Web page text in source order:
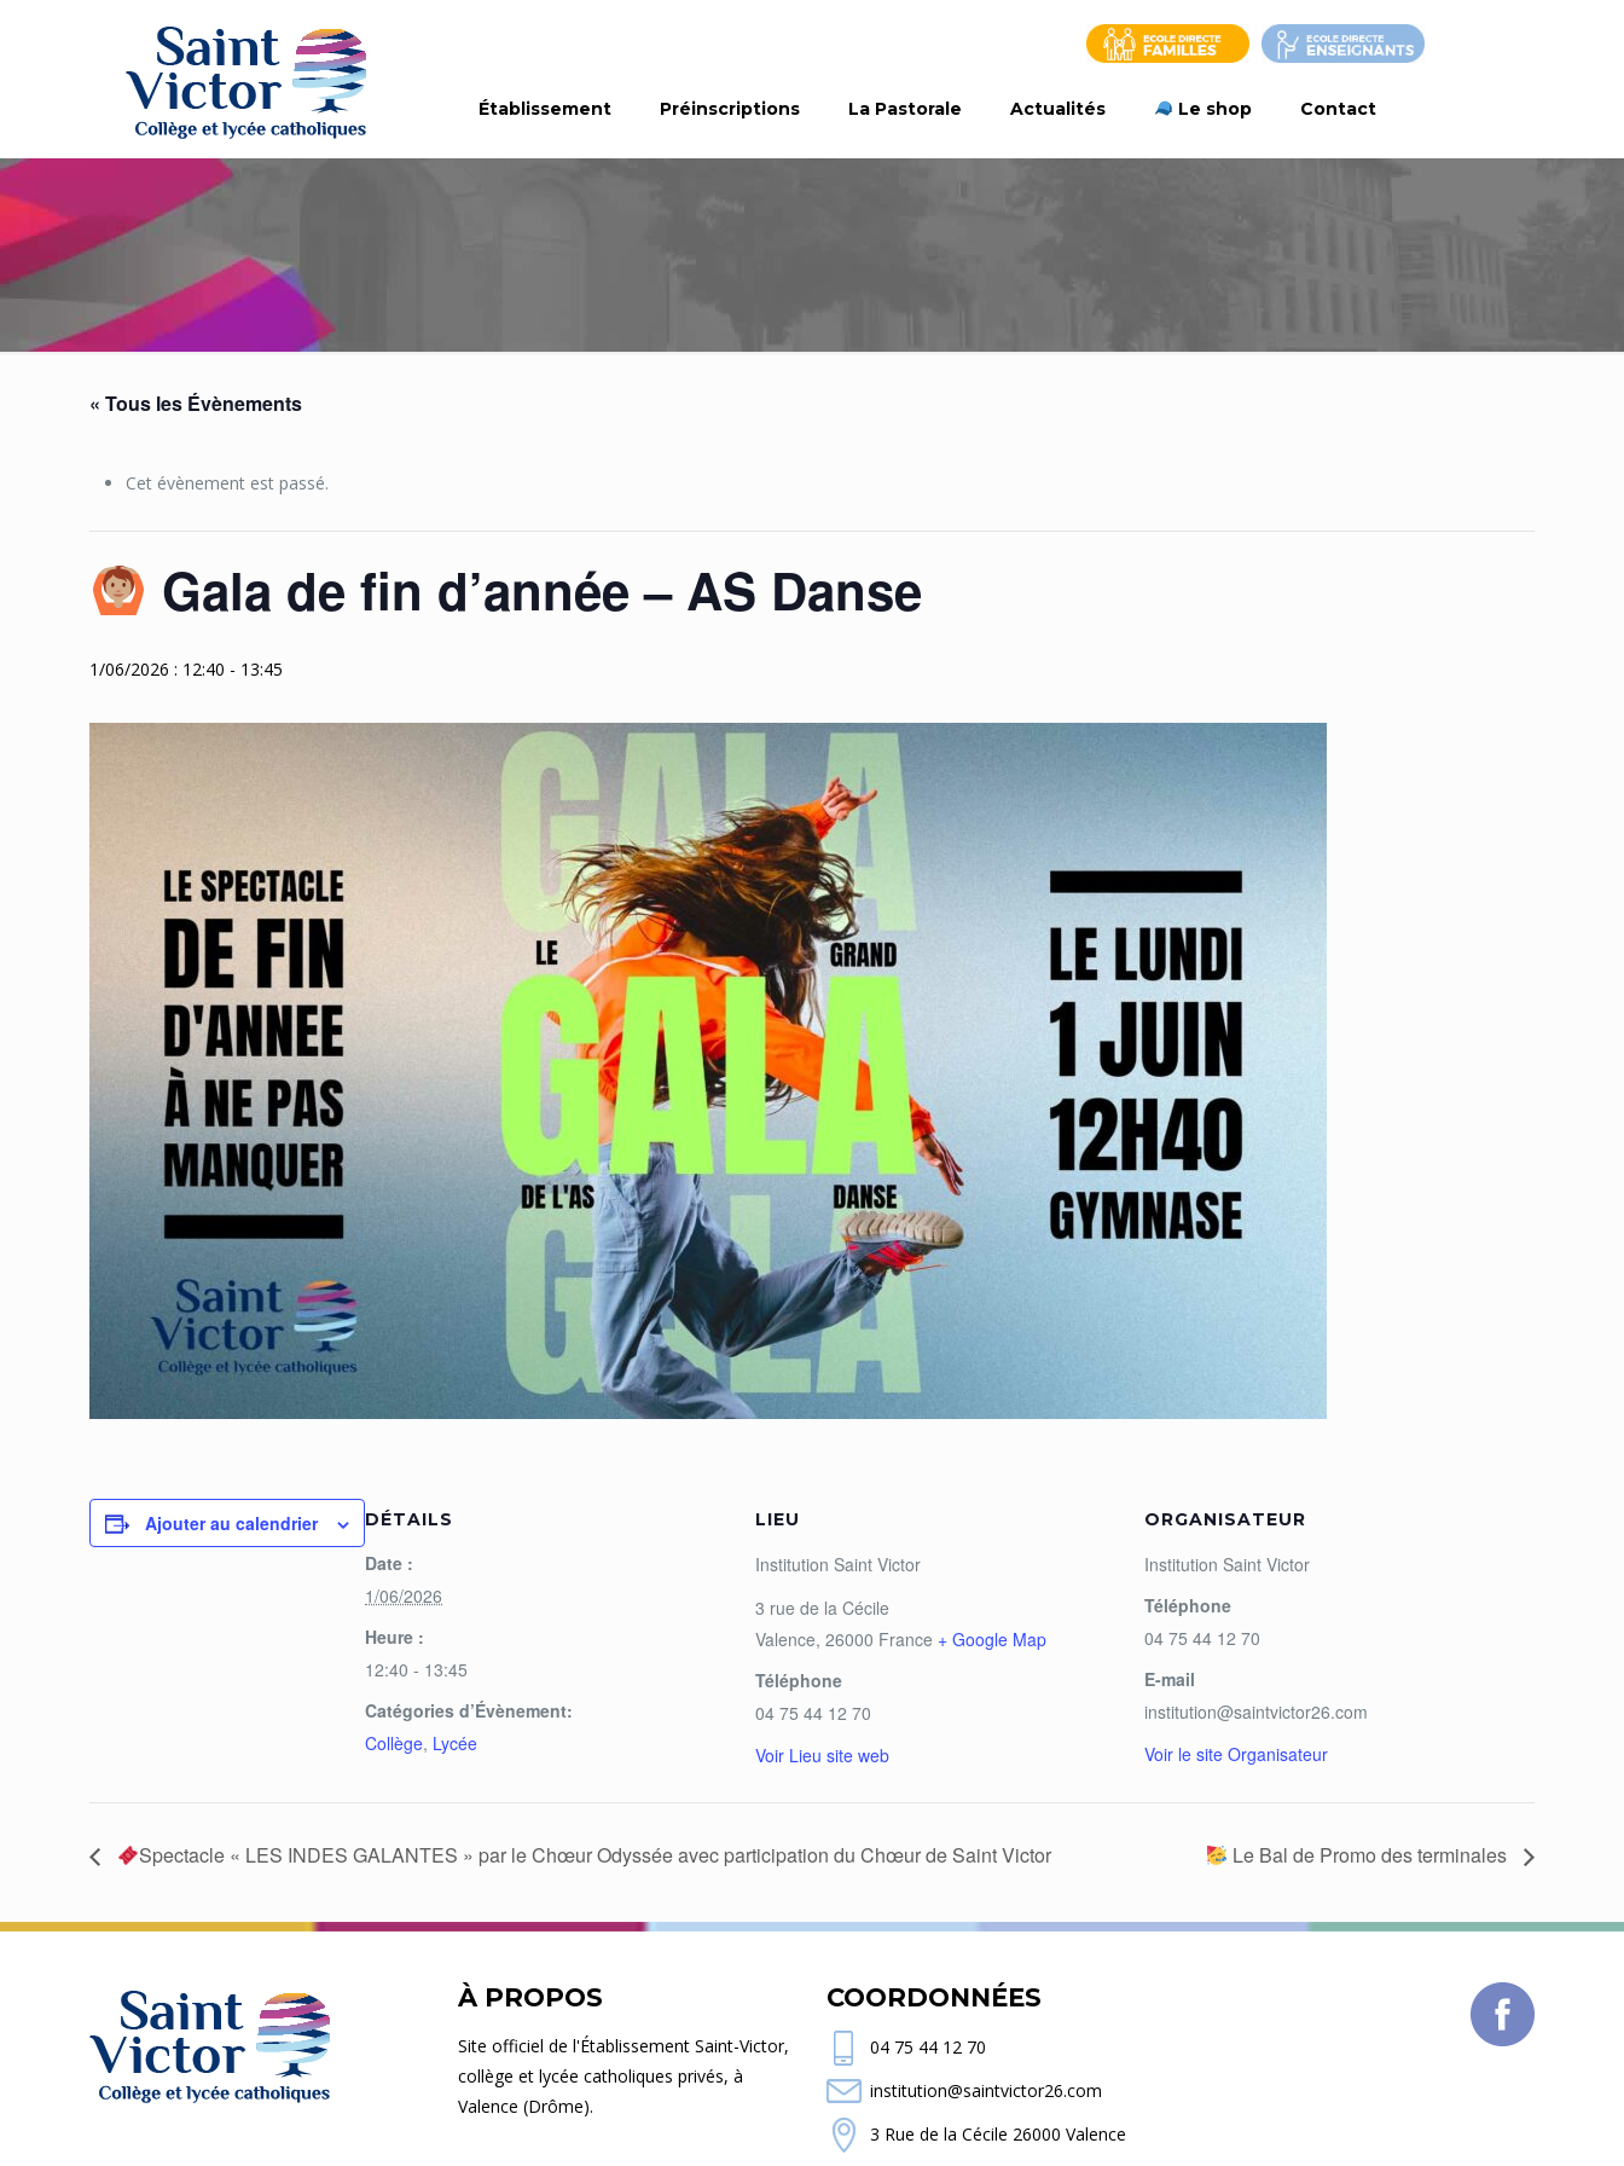
Établissement Préinscriptions La Pastorale Actualités Le shop Contact
« Tous les Évènements
Cet évènement est passé.
Gala de fin d’année – AS Danse
1/06/2026 : 12:40 - 13:45
Ajouter au calendrier DÉTAILS
Date :
1/06/2026
Heure :
12:40 - 13:45
Catégories d’Évènement:
Collège, Lycée
LIEU
Institution Saint Victor
3 rue de la Cécile
Valence, 26000 France + Google Map
Téléphone
04 75 44 12 70
Voir Lieu site web
ORGANISATEUR
Institution Saint Victor
Téléphone
04 75 44 12 70
E-mail
institution@saintvictor26.com
Voir le site Organisateur
Spectacle « LES INDES GALANTES » par le Chœur Odyssée avec participation du Chœur de Saint Victor Le Bal de Promo des terminales
À PROPOS
Site officiel de l'Établissement Saint-Victor,
collège et lycée catholiques privés, à
Valence (Drôme).
COORDONNÉES
04 75 44 12 70
institution@saintvictor26.com
3 Rue de la Cécile 26000 Valence